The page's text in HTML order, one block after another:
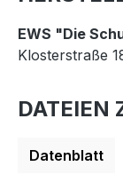
EWS "Die
Klosterstraße
DATEIEN
Datenblatt